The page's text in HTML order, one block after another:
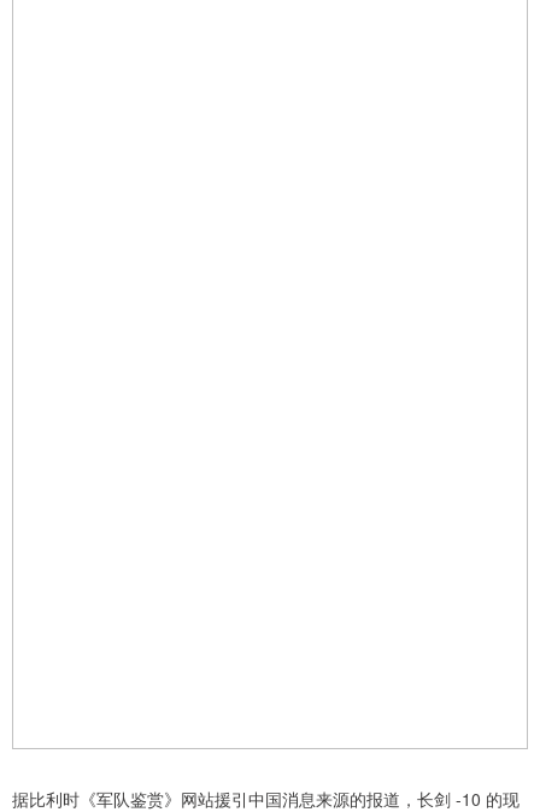
据比利时《军队鉴赏》网站援引中国消息来源的报道，长剑 -10 的现